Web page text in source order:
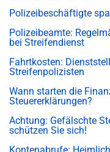
Polizeibeschäftigte
Polizeibeamte:
bei Streifendienst
Fahrtkosten:
Streifenpolizisten
Wann starten die
Steuererklärungen?
Achtung: Gefälschte
schützen Sie sich!